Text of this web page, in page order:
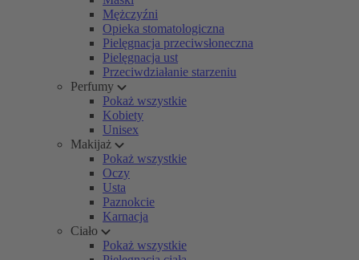
Mężczyźni
Opieka stomatologiczna
Pielęgnacja przeciwsłoneczna
Pielęgnacja ust
Przeciwdziałanie starzeniu
Perfumy
Pokaż wszystkie
Kobiety
Unisex
Makijaż
Pokaż wszystkie
Oczy
Usta
Paznokcie
Karnacja
Ciało
Pokaż wszystkie